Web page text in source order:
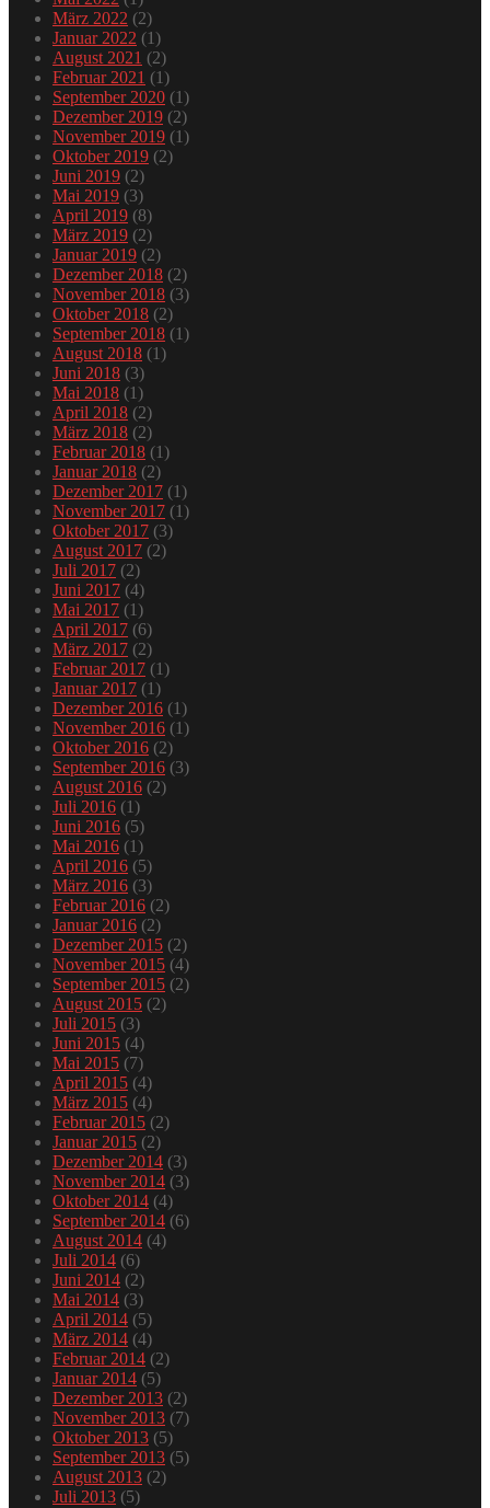
März 2022 (2)
Januar 2022 (1)
August 2021 (2)
Februar 2021 (1)
September 2020 (1)
Dezember 2019 (2)
November 2019 (1)
Oktober 2019 (2)
Juni 2019 (2)
Mai 2019 (3)
April 2019 (8)
März 2019 (2)
Januar 2019 (2)
Dezember 2018 (2)
November 2018 (3)
Oktober 2018 (2)
September 2018 (1)
August 2018 (1)
Juni 2018 (3)
Mai 2018 (1)
April 2018 (2)
März 2018 (2)
Februar 2018 (1)
Januar 2018 (2)
Dezember 2017 (1)
November 2017 (1)
Oktober 2017 (3)
August 2017 (2)
Juli 2017 (2)
Juni 2017 (4)
Mai 2017 (1)
April 2017 (6)
März 2017 (2)
Februar 2017 (1)
Januar 2017 (1)
Dezember 2016 (1)
November 2016 (1)
Oktober 2016 (2)
September 2016 (3)
August 2016 (2)
Juli 2016 (1)
Juni 2016 (5)
Mai 2016 (1)
April 2016 (5)
März 2016 (3)
Februar 2016 (2)
Januar 2016 (2)
Dezember 2015 (2)
November 2015 (4)
September 2015 (2)
August 2015 (2)
Juli 2015 (3)
Juni 2015 (4)
Mai 2015 (7)
April 2015 (4)
März 2015 (4)
Februar 2015 (2)
Januar 2015 (2)
Dezember 2014 (3)
November 2014 (3)
Oktober 2014 (4)
September 2014 (6)
August 2014 (4)
Juli 2014 (6)
Juni 2014 (2)
Mai 2014 (3)
April 2014 (5)
März 2014 (4)
Februar 2014 (2)
Januar 2014 (5)
Dezember 2013 (2)
November 2013 (7)
Oktober 2013 (5)
September 2013 (5)
August 2013 (2)
Juli 2013 (5)